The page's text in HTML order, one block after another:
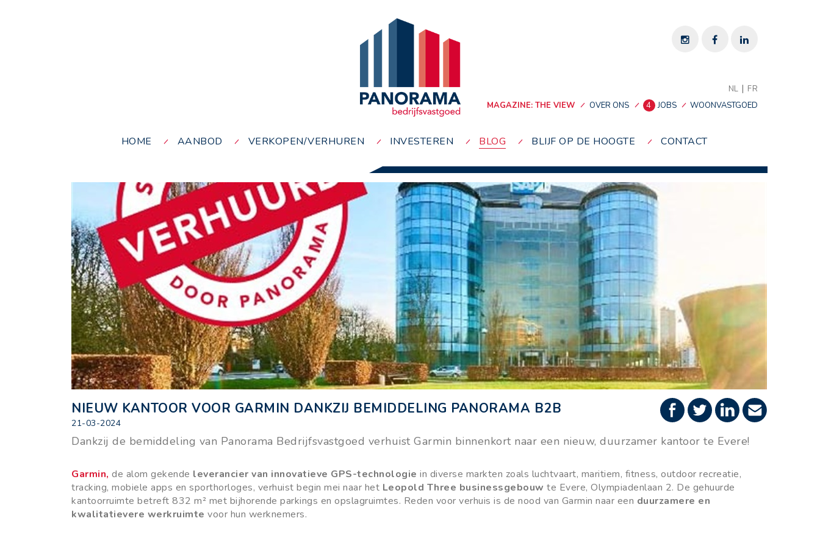
NL | FR
MAGAZINE: THE VIEW
OVER ONS 4 JOBS WOONVASTGOED
HOME AANBOD VERKOPEN/VERHUREN INVESTEREN BLOG BLIJF OP DE HOOGTE CONTACT
NIEUW KANTOOR VOOR GARMIN DANKZIJ BEMIDDELING PANORAMA B2B
21-03-2024
Dankzij de bemiddeling van Panorama Bedrijfsvastgoed verhuist Garmin binnenkort naar een nieuw, duurzamer kantoor te Evere!
Garmin, de alom gekende leverancier van innovatieve GPS-technologie in diverse markten zoals luchtvaart, maritiem, fitness, outdoor recreatie,
tracking, mobiele apps en sporthorloges, verhuist begin mei naar het Leopold Three businessgebouw te Evere, Olympiadenlaan 2. De gehuurde
kantoorruimte betreft 832 m² met bijhorende parkings en opslagruimtes. Reden voor verhuis is de nood van Garmin naar een duurzamere en
kwalitatievere werkruimte voor hun werknemers.